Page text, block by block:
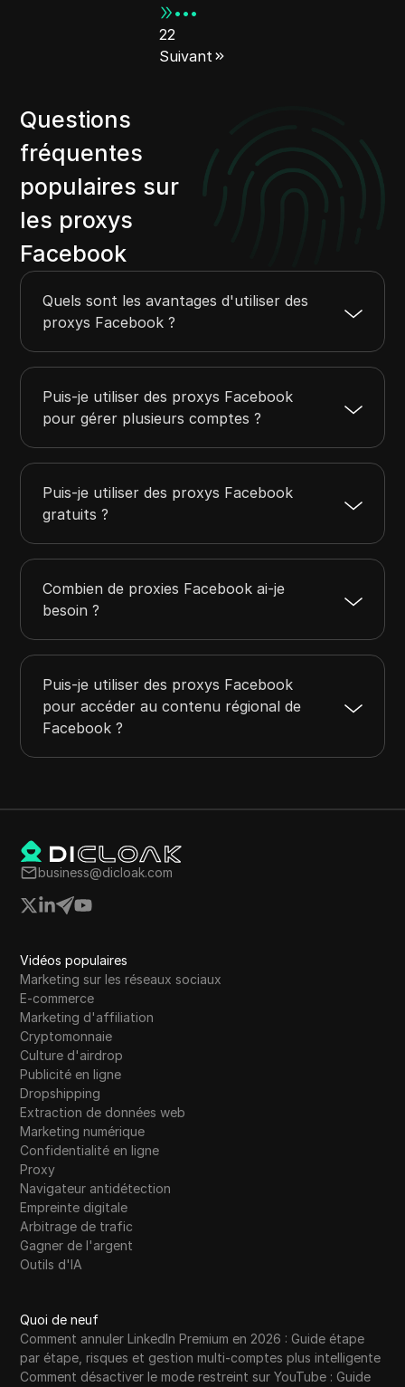
•••
22
Suivant
Questions
fréquentes
populaires sur
les proxys
Facebook
Quels sont les avantages d'utiliser des
proxys Facebook ?
Puis-je utiliser des proxys Facebook
pour gérer plusieurs comptes ?
Puis-je utiliser des proxys Facebook
gratuits ?
Combien de proxies Facebook ai-je
besoin ?
Puis-je utiliser des proxys Facebook
pour accéder au contenu régional de
Facebook ?
business@dicloak.com
Vidéos populaires
Marketing sur les réseaux sociaux
E-commerce
Marketing d'affiliation
Cryptomonnaie
Culture d'airdrop
Publicité en ligne
Dropshipping
Extraction de données web
Marketing numérique
Confidentialité en ligne
Proxy
Navigateur antidétection
Empreinte digitale
Arbitrage de trafic
Gagner de l'argent
Outils d'IA
Quoi de neuf
Comment annuler LinkedIn Premium en 2026 : Guide étape
par étape, risques et gestion multi-comptes plus intelligente
Comment désactiver le mode restreint sur YouTube : Guide